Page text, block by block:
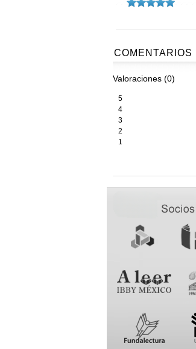
COMENTARIOS
Valoraciones (0)
5
4
3
2
1